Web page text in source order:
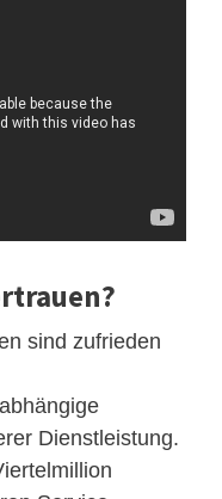
sind zufrieden
Dienstleistung.